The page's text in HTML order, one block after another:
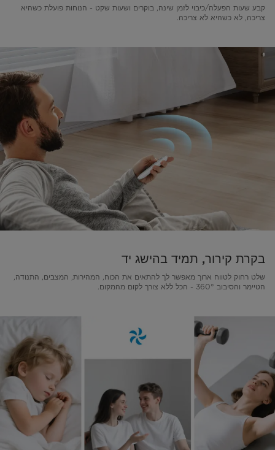
קבע שעות הפעלה/כיבוי לזמן שינה, בוקרים ושעות שקט - הנוחות פועלת כשהיא
צריכה, לא כשהיא לא צריכה.
בקרת קירור, תמיד בהישג יד
שלט רחוק לטווח ארוך מאפשר לך להתאים את הכוח, המהירות, המצבים, התנודה,
הטיימר והסיבוב 360° - הכל ללא צורך לקום מהמקום.